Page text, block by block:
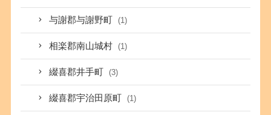
与謝郡与謝野町 (1)
相楽郡南山城村 (1)
綴喜郡井手町 (3)
綴喜郡宇治田原町 (1)